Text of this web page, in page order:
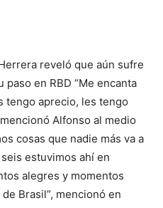
reveló que aún sufre
en RBD “Me encanta
tengo aprecio, les tengo
Alfonso al medio
cosas que nadie más va a
estuvimos ahí en
alegres y momentos
Brasil”, mencionó en